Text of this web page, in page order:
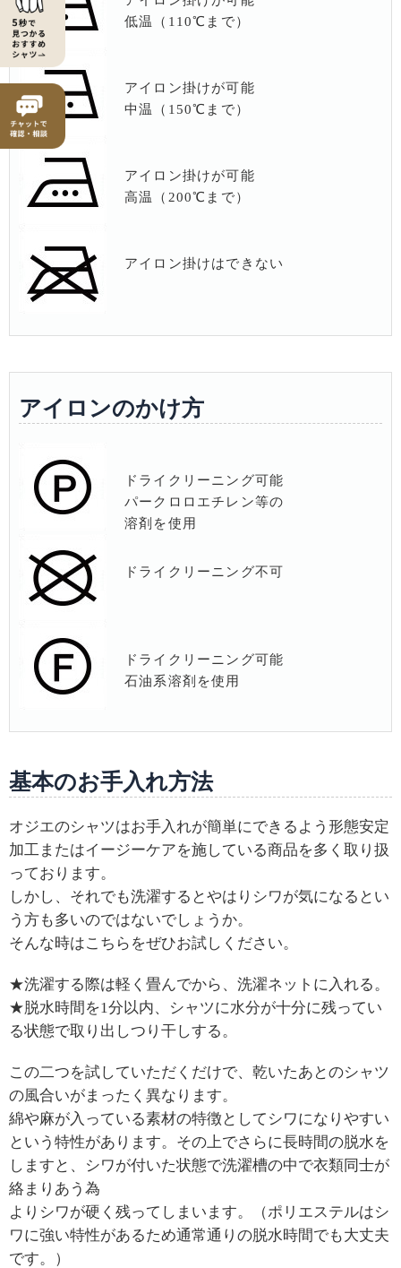
低温（110℃まで）
アイロン掛けが可能
中温（150℃まで）
アイロン掛けが可能
高温（200℃まで）
アイロン掛けはできない
アイロンのかけ方
ドライクリーニング可能
パークロロエチレン等の
溶剤を使用
ドライクリーニング不可
ドライクリーニング可能
石油系溶剤を使用
基本のお手入れ方法
オジエのシャツはお手入れが簡単にできるよう形態安定
加工またはイージーケアを施している商品を多く取り扱
っております。
しかし、それでも洗濯するとやはりシワが気になるとい
う方も多いのではないでしょうか。
そんな時はこちらをぜひお試しください。
★洗濯する際は軽く畳んでから、洗濯ネットに入れる。
★脱水時間を1分以内、シャツに水分が十分に残ってい
る状態で取り出しつり干しする。
この二つを試していただくだけで、乾いたあとのシャツ
の風合いがまったく異なります。
綿や麻が入っている素材の特徴としてシワになりやすい
という特性があります。その上でさらに長時間の脱水を
しますと、シワが付いた状態で洗濯槽の中で衣類同士が
絡まりあう為
よりシワが硬く残ってしまいます。（ポリエステルはシ
ワに強い特性があるため通常通りの脱水時間でも大丈夫
です。）